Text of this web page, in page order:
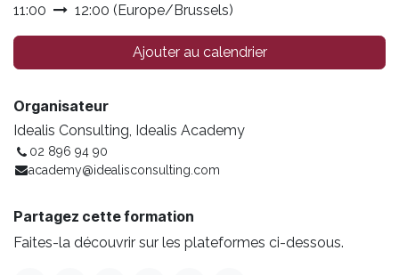
11:00 12:00 (Europe/Brussels)
Ajouter au calendrier
Organisateur
Idealis Consulting, Idealis Academy
02 896 94 90
academy@idealisconsulting.com
Partagez cette formation
Faites-la découvrir sur les plateformes ci-dessous.